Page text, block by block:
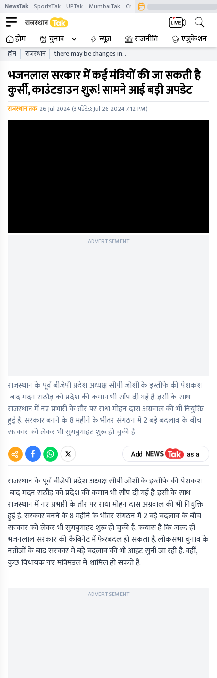
NewsTak SportsTak UPTak MumbaiTak CrimeTak
होम चुनाव न्यूज़ राजनीति एजुकेशन
होम राजस्थान
there may be changes in
appointment of bjp state
president and incharge
भजनलाल सरकार में कई मंत्रियों की जा सकती है
कुर्सी, काउंटडाउन शुरू! सामने आई बड़ी अपडेट
राजस्थान तक 26 Jul 2024(अपडेटेड:Jul 26 2024 7:12 PM)
ADVERTISEMENT
राजस्थान के पूर्व बीजेपी प्रदेश अध्यक्ष सीपी जोशी के इस्तीफे की पेशकश
बाद मदन राठौड़ को प्रदेश की कमान भी सौंप दी गई है. इसी के साथ
राजस्थान में नए प्रभारी के तौर पर राधा मोहन दास अग्रवाल की भी नियुक्ति
हुई है. सरकार बनने के 8 महीने के भीतर संगठन में 2 बड़े बदलाव के बीच
सरकार को लेकर भी सुगबुगाहट शुरू हो चुकी है
राजस्थान के पूर्व बीजेपी प्रदेश अध्यक्ष सीपी जोशी के इस्तीफे की पेशकश
बाद मदन राठौड़ को प्रदेश की कमान भी सौंप दी गई है. इसी के साथ
राजस्थान में नए प्रभारी के तौर पर राधा मोहन दास अग्रवाल की भी नियुक्ति
हुई है. सरकार बनने के 8 महीने के भीतर संगठन में 2 बड़े बदलाव के बीच
सरकार को लेकर भी सुगबुगाहट शुरू हो चुकी है. कयास है कि जल्द ही
भजनलाल सरकार की कैबिनेट में फेरबदल हो सकता है. लोकसभा चुनाव के
नतीजों के बाद सरकार में बड़े बदलाव की भी आहट सुनी जा रही है. वहीं,
कुछ विधायक नए मंत्रिमंडल में शामिल हो सकते हैं.
ADVERTISEMENT